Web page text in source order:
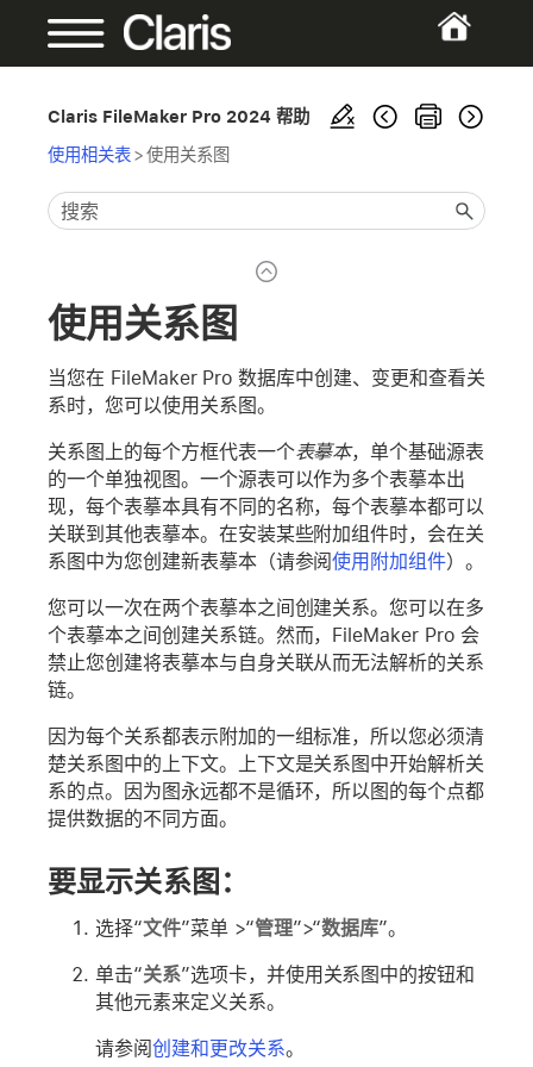
Claris FileMaker Pro 2024 帮助
使用相关表>使用关系图
使用关系图
当您在 FileMaker Pro 数据库中创建、变更和查看关
系时，您可以使用关系图。
关系图上的每个方框代表一个表摹本，单个基础源表
的一个单独视图。一个源表可以作为多个表摹本出
现，每个表摹本具有不同的名称，每个表摹本都可以
关联到其他表摹本。在安装某些附加组件时，会在关
系图中为您创建新表摹本（请参阅使用附加组件）。
您可以一次在两个表摹本之间创建关系。您可以在多
个表摹本之间创建关系链。然而，FileMaker Pro 会
禁止您创建将表摹本与自身关联从而无法解析的关系
链。
因为每个关系都表示附加的一组标准，所以您必须清
楚关系图中的上下文。上下文是关系图中开始解析关
系的点。因为图永远都不是循环，所以图的每个点都
提供数据的不同方面。
要显示关系图：
选择“文件”菜单 >“管理”>“数据库”。
单击“关系”选项卡，并使用关系图中的按钮和
其他元素来定义关系。
请参阅创建和更改关系。